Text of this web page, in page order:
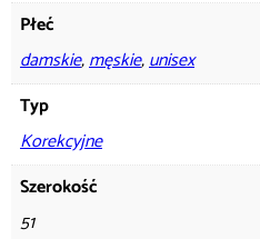
Płeć
damskie,męskie,unisex
Typ
Korekcyjne
Szerokość
51